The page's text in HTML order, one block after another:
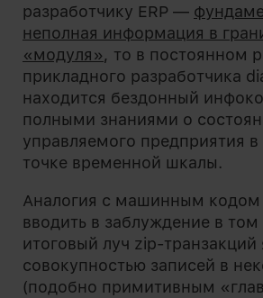
разработчику ERP —
неполная информация в
«модуля», то в постоянном
прикладного разработчика
находится бездонный
полными знаниями о
управляемого предприятия
точке временной шкалы.
Аналогия с машинным кодом
вводить в заблуждение в
итоговый луч zip-транзакций
совокупностью записей в
(подобно примитивным